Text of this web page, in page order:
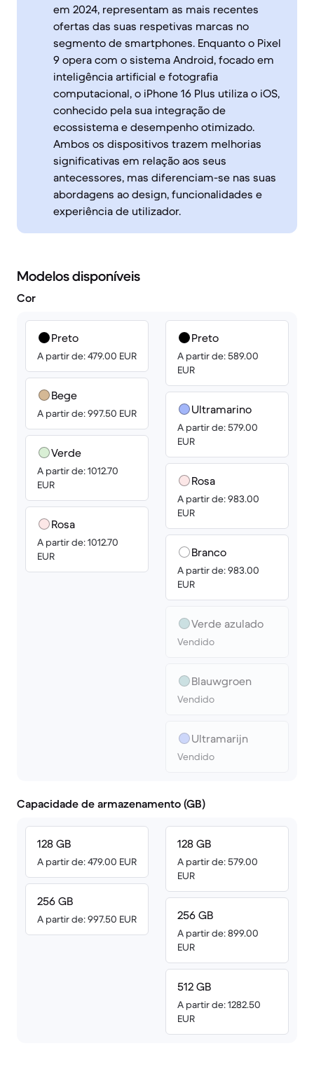
em 2024, representam as mais recentes
ofertas das suas respetivas marcas no
segmento de smartphones. Enquanto o Pixel
9 opera com o sistema Android, focado em
inteligência artificial e fotografia
computacional, o iPhone 16 Plus utiliza o iOS,
conhecido pela sua integração de
ecossistema e desempenho otimizado.
Ambos os dispositivos trazem melhorias
significativas em relação aos seus
antecessores, mas diferenciam-se nas suas
abordagens ao design, funcionalidades e
experiência de utilizador.
Modelos disponíveis
Cor
Preto
A partir de: 479.00 EUR
Bege
A partir de: 997.50 EUR
Verde
A partir de: 1012.70
EUR
Rosa
A partir de: 1012.70
EUR
Preto
A partir de: 589.00
EUR
Ultramarino
A partir de: 579.00
EUR
Rosa
A partir de: 983.00
EUR
Branco
A partir de: 983.00
EUR
Verde azulado
Vendido
Blauwgroen
Vendido
Ultramarijn
Vendido
Capacidade de armazenamento (GB)
128 GB
A partir de: 479.00 EUR
256 GB
A partir de: 997.50 EUR
128 GB
A partir de: 579.00
EUR
256 GB
A partir de: 899.00
EUR
512 GB
A partir de: 1282.50
EUR